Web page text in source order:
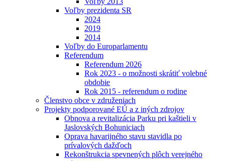
Voľby prezidenta SR
2024
2019
2014
Voľby do Europarlamentu
Referendum
Referendum 2026
Rok 2023 - o možnosti skrátiť volebné
obdobie
Rok 2015 - referendum o rodine
Členstvo obce v združeniach
Projekty podporované EÚ a z iných zdrojov
Obnova a revitalizácia Parku pri kaštieli v
Jaslovských Bohuniciach
Oprava havarijného stavu stavidla po
prívalových dažďoch
Rekonštrukcia spevnených plôch verejného